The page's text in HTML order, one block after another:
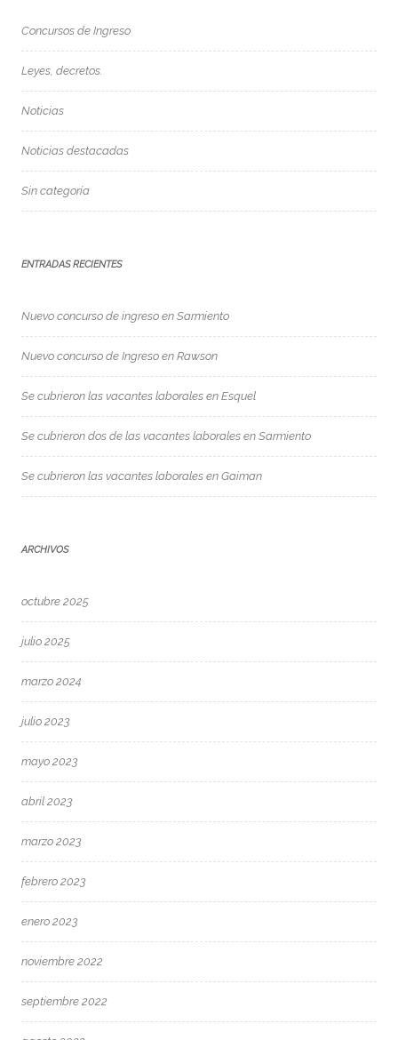
Concursos de Ingreso
Leyes, decretos.
Noticias
Noticias destacadas
Sin categoría
ENTRADAS RECIENTES
Nuevo concurso de ingreso en Sarmiento
Nuevo concurso de Ingreso en Rawson
Se cubrieron las vacantes laborales en Esquel
Se cubrieron dos de las vacantes laborales en Sarmiento
Se cubrieron las vacantes laborales en Gaiman
ARCHIVOS
octubre 2025
julio 2025
marzo 2024
julio 2023
mayo 2023
abril 2023
marzo 2023
febrero 2023
enero 2023
noviembre 2022
septiembre 2022